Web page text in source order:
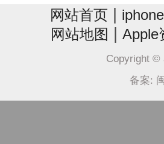
网站首页
网站地图 Apple
Copyright ©
备案: